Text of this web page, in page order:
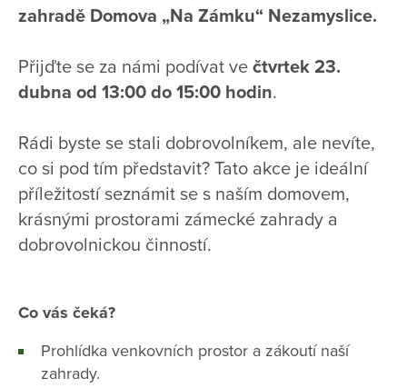
zahradě Domova „Na Zámku“ Nezamyslice.
Přijďte se za námi podívat ve čtvrtek 23.
dubna od 13:00 do 15:00 hodin.
Rádi byste se stali dobrovolníkem, ale nevíte,
co si pod tím představit? Tato akce je ideální
příležitostí seznámit se s naším domovem,
krásnými prostorami zámecké zahrady a
dobrovolnickou činností.
Co vás čeká?
Prohlídka venkovních prostor a zákoutí naší
zahrady.